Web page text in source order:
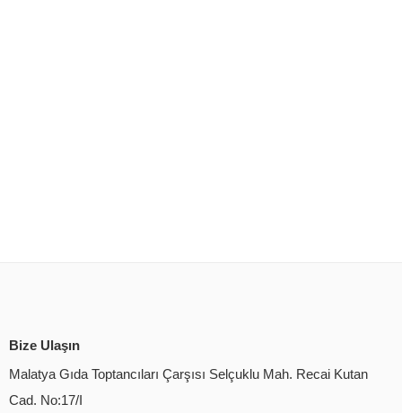
Bize Ulaşın
Malatya Gıda Toptancıları Çarşısı Selçuklu Mah. Recai Kutan
Cad. No:17/I